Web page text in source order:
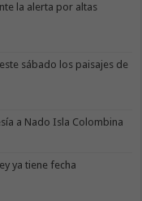
la alerta por altas
sábado los paisajes de
a Nado Isla Colombina
ya tiene fecha